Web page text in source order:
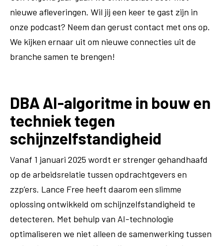
nieuwe afleveringen. Wil jij een keer te gast zijn in
onze podcast? Neem dan gerust contact met ons op.
We kijken ernaar uit om nieuwe connecties uit de
branche samen te brengen!
DBA AI-algoritme in bouw en
techniek tegen
schijnzelfstandigheid
Vanaf 1 januari 2025 wordt er strenger gehandhaafd
op de arbeidsrelatie tussen opdrachtgevers en
zzp’ers. Lance Free heeft daarom een slimme
oplossing ontwikkeld om schijnzelfstandigheid te
detecteren. Met behulp van AI-technologie
optimaliseren we niet alleen de samenwerking tussen